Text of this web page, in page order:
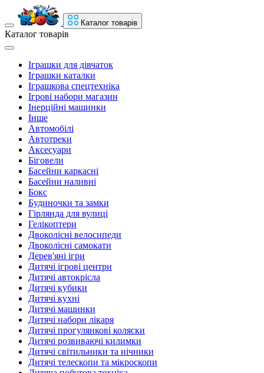
Каталог товарів
Каталог товарів
Іграшки для дівчаток
Іграшки каталки
Іграшкова спецтехніка
Ігрові набори магазин
Інерційні машинки
Інше
Автомобілі
Автотреки
Аксесуари
Біговели
Басейни каркасні
Басейни наливні
Бокс
Будиночки та замки
Гірлянда для вулиці
Гелікоптери
Двоколісні велосипеди
Двоколісні самокати
Дерев'яні ігри
Дитячі ігрові центри
Дитячі автокрісла
Дитячі кубики
Дитячі кухні
Дитячі машинки
Дитячі набори лікаря
Дитячі прогулянкові коляски
Дитячі розвиваючі килимки
Дитячі світильники та нічники
Дитячі телескопи та мікроскопи